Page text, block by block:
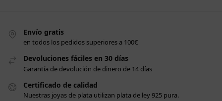
Envío gratis
en todos los pedidos superiores a 100€
Devoluciones fáciles en 30 días
Garantía de devolución de dinero de 14 días
Certificado de calidad
Nuestras joyas de plata utilizan plata de ley 925 pura.